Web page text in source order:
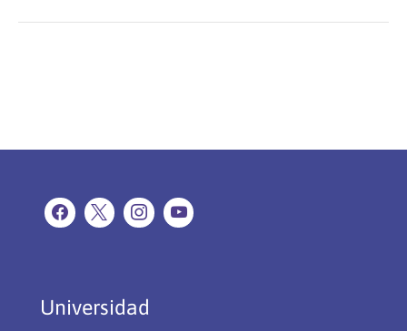
Universidad